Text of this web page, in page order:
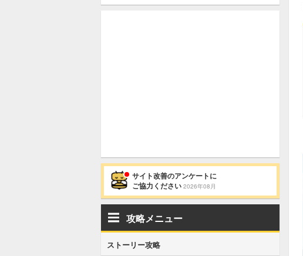
サイト改善のアンケートに
ご協力ください 2026年08月
攻略メニュー
ストーリー攻略